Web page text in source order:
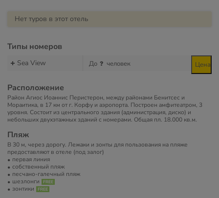
Нет туров в этот отель
Типы номеров
Sea View До человек Цена
Расположение
Район Агиос Иоаннис Перистерон, между районами Бенитсес и
Мораитика, в 17 км от г. Корфу и аэропорта. Построен амфитеатром, 3
уровня. Состоит из центрального здания (администрация, диско) и
небольших двухэтажных зданий с номерами. Общая пл. 18.000 кв.м.
Пляж
В 30 м, через дорогу. Лежаки и зонты для пользования на пляже
предоставляют в отеле (под залог)
первая линия
собственный пляж
песчано-галечный пляж
шезлонги
зонтики